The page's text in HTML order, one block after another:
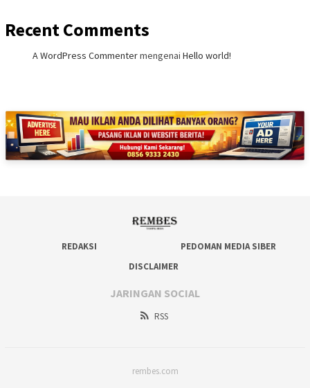
Recent Comments
A WordPress Commentermengenai Hello world!
REDAKSI
PEDOMAN MEDIA SIBER
DISCLAIMER
JARINGAN SOCIAL
RSS
rembes.com